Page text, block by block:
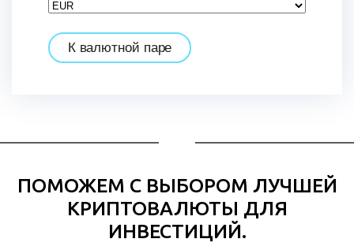
К валютной паре
ПОМОЖЕМ С ВЫБОРОМ ЛУЧШЕЙ
КРИПТОВАЛЮТЫ ДЛЯ
ИНВЕСТИЦИЙ.